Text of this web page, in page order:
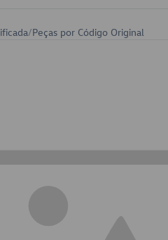
/Peças por Código Original